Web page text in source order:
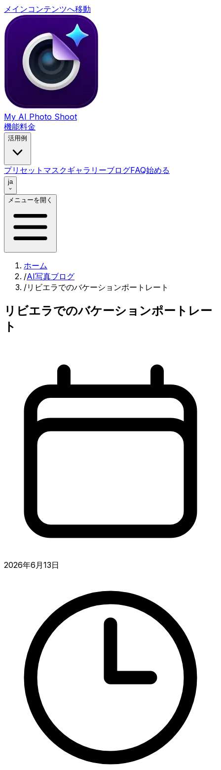
メインコンテンツへ移動
My AI Photo Shoot
機能料金
活用例
プリセット マスクギャラリーブログFAQ始める
ja
メニューを開く
ホーム
/AI写真ブログ
/リビエラでのバケーションポートレート
リビエラでのバケーションポートレー
ト
2026年6月13日